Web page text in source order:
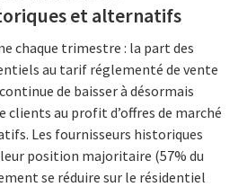
et alternatifs
chaque trimestre : la part des
au tarif réglementé de vente
de baisser à désormais
clients au profit d’offres de marché
Les fournisseurs historiques
position majoritaire (57% du
se réduire sur le résidentiel